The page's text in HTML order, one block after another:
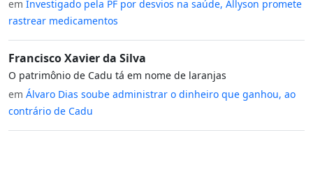
em Investigado pela PF por desvios na saúde, Allyson promete
rastrear medicamentos
Francisco Xavier da Silva
O patrimônio de Cadu tá em nome de laranjas
em Álvaro Dias soube administrar o dinheiro que ganhou, ao
contrário de Cadu